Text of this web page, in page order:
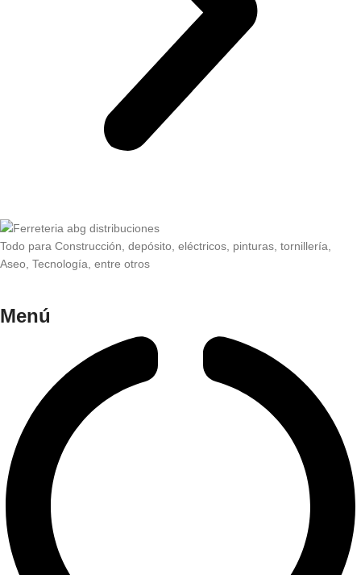
Todo para Construcción, depósito, eléctricos, pinturas, tornillería,
Aseo, Tecnología, entre otros
Menú